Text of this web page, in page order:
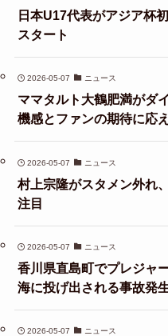
日本U17代表がアジア杯
スタート
2026-05-07 ニュース
ママタルト大鶴肥満がダ
機感とファンの期待に応
2026-05-07 ニュース
村上宗隆がスタメン外れ
注目
2026-05-07 ニュース
香川県直島町でプレジャ
海に投げ出される事故発
2026-05-07 ニュース